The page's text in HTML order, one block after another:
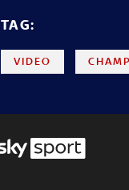
TAG:
VIDEO